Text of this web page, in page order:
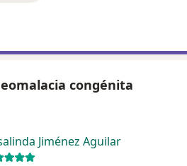
congénita
Jiménez Aguilar